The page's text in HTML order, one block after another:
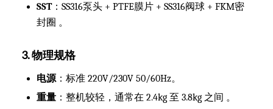
SST：SS316泵头 + PTFE膜片 + SS316阀球 + FKM密
封圈 。
3. 物理规格
电源 ：标准 220V/230V 50/60Hz。
重量 ：整机较轻，通常在 2.4kg 至 3.8kg 之间 。